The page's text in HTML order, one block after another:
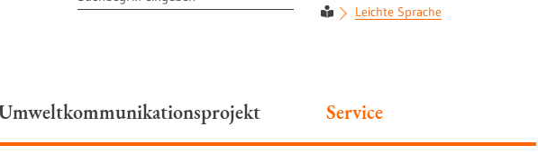
Leichte Sprache
Service